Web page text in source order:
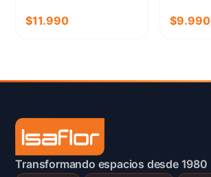
$11.990 $9.990
Transformando espacios desde 1980